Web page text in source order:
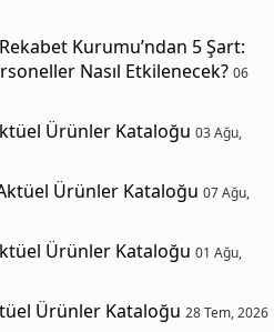
Kurumu’ndan 5 Şart:
Nasıl Etkilenecek? 06
Ürünler Kataloğu 03 Ağu,
Ürünler Kataloğu 07 Ağu,
Ürünler Kataloğu 01 Ağu,
Ürünler Kataloğu 28 Tem, 2026